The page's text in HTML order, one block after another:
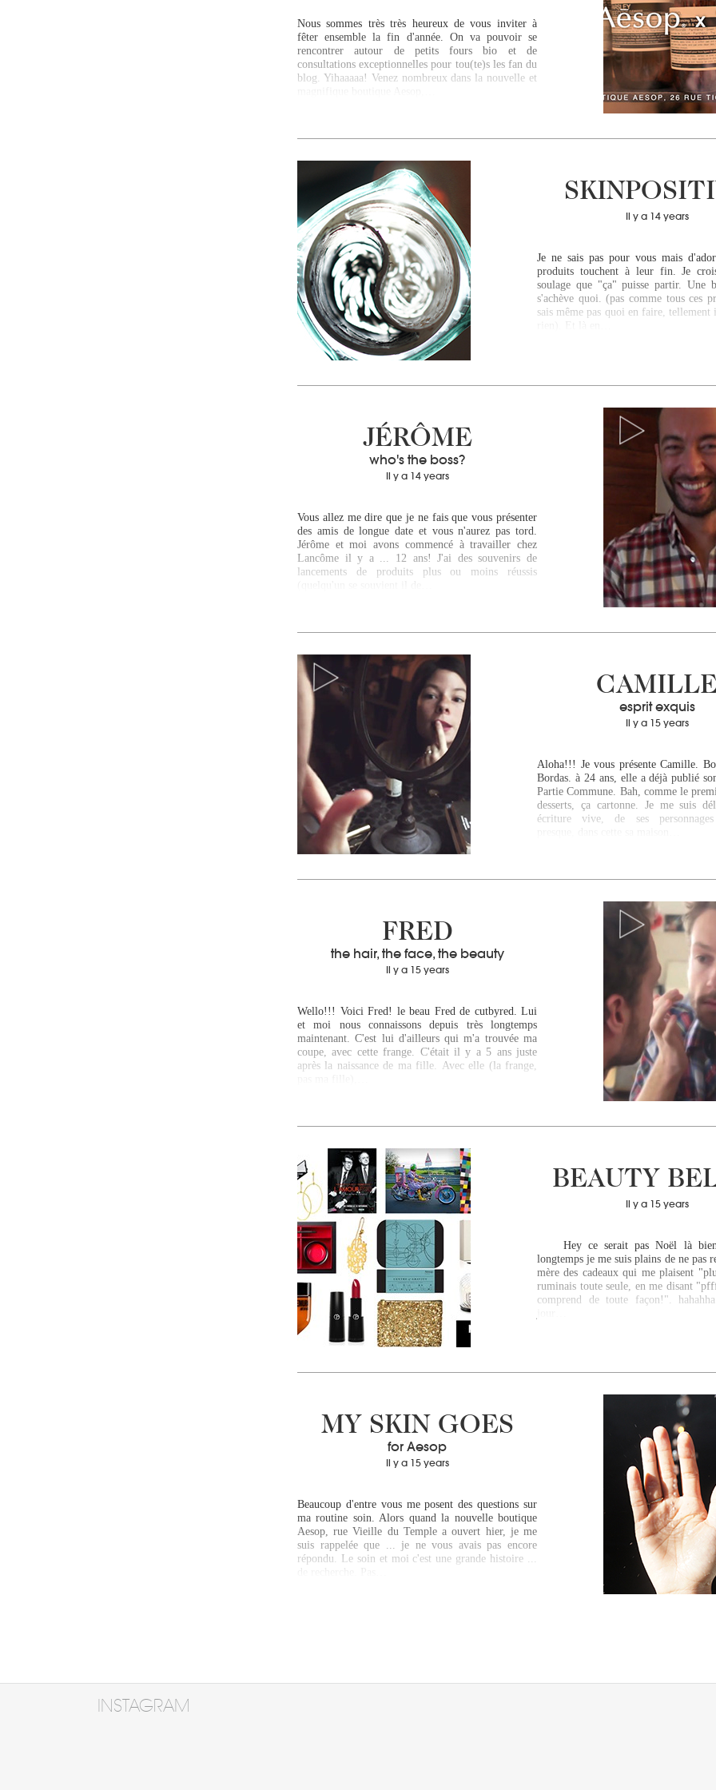
Nous sommes très très heureux de vous inviter à
fêter ensemble la fin d'année. On va pouvoir se
rencontrer autour de petits fours bio et de
consultations exceptionnelles pour tou(te)s les fan du
blog. Yihaaaaa! Venez nombreux dans la nouvelle et
Il y a 14 years
Je ne sais pas pour vous mais
produits touchent à leur fin. Je
soulage que "ça" puisse partir. Une
s'achève quoi. (pas comme tous ces
sais même pas quoi en faire,
JÉRÔME
who's the boss?
Il y a 14 years
Vous allez me dire que je ne fais que vous présenter
des amis de longue date et vous n'aurez pas tord.
Jérôme et moi avons commencé à travailler chez
Lancôme il y a ... 12 ans! J'ai des souvenirs de
lancements de produits plus ou moins réussis
esprit exquis
Il y a 15 years
Aloha!!! Je vous présente Camille.
Bordas. à 24 ans, elle a déjà publié
Partie Commune. Bah, comme le
desserts, ça cartonne. Je me suis
écriture vive, de ses personnages
FRED
the hair, the face, the beauty
Il y a 15 years
Wello!!! Voici Fred! le beau Fred de cutbyred. Lui
et moi nous connaissons depuis très longtemps
maintenant. C'est lui d'ailleurs qui m'a trouvée ma
coupe, avec cette frange. C'était il y a 5 ans juste
après la naissance de ma fille. Avec elle (la frange,
BEAUTY
Il y a 15 years
Hey ce serait pas Noël là
longtemps je me suis plains de ne pas
mère des cadeaux qui me plaisent
ruminais toute seule, en me disant
comprend de toute façon!".
MY SKIN GOES
for Aesop
Il y a 15 years
Beaucoup d'entre vous me posent des questions sur
ma routine soin. Alors quand la nouvelle boutique
Aesop, rue Vieille du Temple a ouvert hier, je me
suis rappelée que ... je ne vous avais pas encore
répondu. Le soin et moi c'est une grande histoire ...
INSTAGRAM